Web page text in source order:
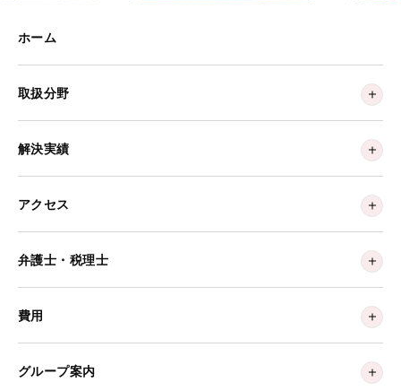
ホーム
取扱分野
解決実績
アクセス
弁護士・税理士
費用
グループ案内